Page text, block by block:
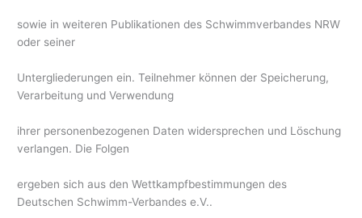
sowie in weiteren Publikationen des Schwimmverbandes NRW
oder seiner
Untergliederungen ein. Teilnehmer können der Speicherung,
Verarbeitung und Verwendung
ihrer personenbezogenen Daten widersprechen und Löschung
verlangen. Die Folgen
ergeben sich aus den Wettkampfbestimmungen des
Deutschen Schwimm-Verbandes e.V..